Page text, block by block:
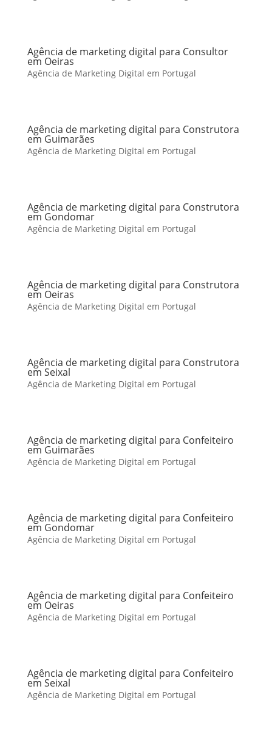
Agência de marketing digital para Consultor
em Oeiras
Agência de Marketing Digital em Portugal
Agência de marketing digital para Construtora
em Guimarães
Agência de Marketing Digital em Portugal
Agência de marketing digital para Construtora
em Gondomar
Agência de Marketing Digital em Portugal
Agência de marketing digital para Construtora
em Oeiras
Agência de Marketing Digital em Portugal
Agência de marketing digital para Construtora
em Seixal
Agência de Marketing Digital em Portugal
Agência de marketing digital para Confeiteiro
em Guimarães
Agência de Marketing Digital em Portugal
Agência de marketing digital para Confeiteiro
em Gondomar
Agência de Marketing Digital em Portugal
Agência de marketing digital para Confeiteiro
em Oeiras
Agência de Marketing Digital em Portugal
Agência de marketing digital para Confeiteiro
em Seixal
Agência de Marketing Digital em Portugal